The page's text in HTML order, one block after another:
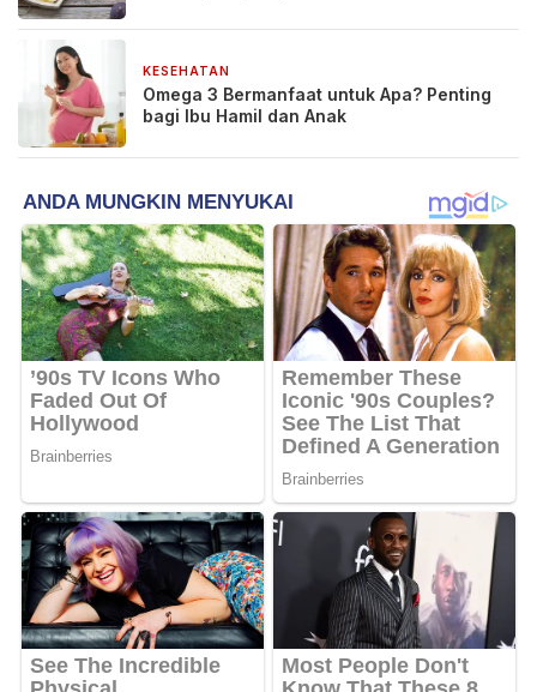
KESEHATAN
Omega 3 Bermanfaat untuk Apa? Penting
bagi Ibu Hamil dan Anak